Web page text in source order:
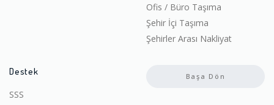
Ofis / Büro Taşıma
Şehir İçi Taşıma
Şehirler Arası Nakliyat
Destek
SSS
Başa Dön